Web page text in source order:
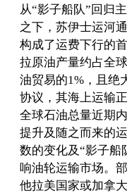
从“影子船队”回归
之下，苏伊士运河
构成了运费下行的
拉原油产量约占全
油贸易的1%，且绝
协议，其海上运输
全球石油总量近期
提升及随之而来的
数的变化及“影子船
响油轮运输市场。
他拉美国家或加拿